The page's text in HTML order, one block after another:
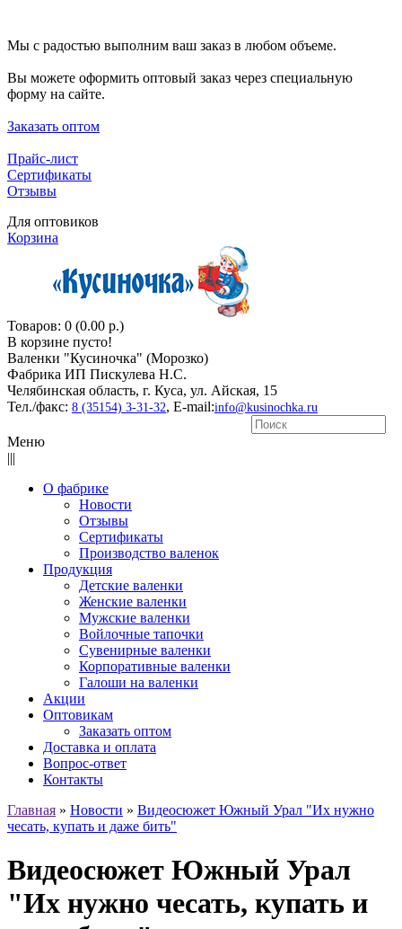
Мы с радостью выполним ваш заказ в любом объеме.
Вы можете оформить оптовый заказ через специальную
форму на сайте.
Заказать оптом
Прайс-лист
Сертификаты
Отзывы
Для оптовиков
Корзина
Товаров: 0 (0.00 р.)
В корзине пусто!
Валенки "Кусиночкa" (Морозко)
Фабрика ИП Пискулева Н.С.
Челябинская область, г. Куса, ул. Айская, 15
Тел./факс: 8 (35154) 3-31-32, E-mail:info@kusinochka.ru
Меню
|||
О фабрике
Новости
Отзывы
Сертификаты
Производство валенок
Продукция
Детские валенки
Женские валенки
Мужские валенки
Войлочные тапочки
Сувенирные валенки
Корпоративные валенки
Галоши на валенки
Акции
Оптовикам
Заказать оптом
Доставка и оплата
Вопрос-ответ
Контакты
Главная » Новости » Видеосюжет Южный Урал "Их нужно
чесать, купать и даже бить"
Видеосюжет Южный Урал
"Их нужно чесать, купать и